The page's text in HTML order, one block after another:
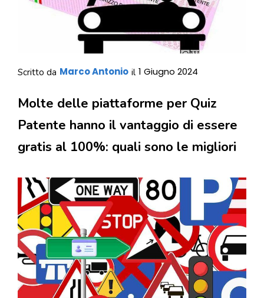
Scritto da Marco Antonio il 1 Giugno 2024
Molte delle piattaforme per Quiz
Patente hanno il vantaggio di essere
gratis al 100%: quali sono le migliori